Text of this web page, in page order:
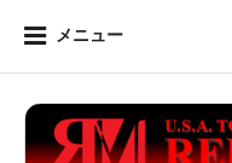
メニュー